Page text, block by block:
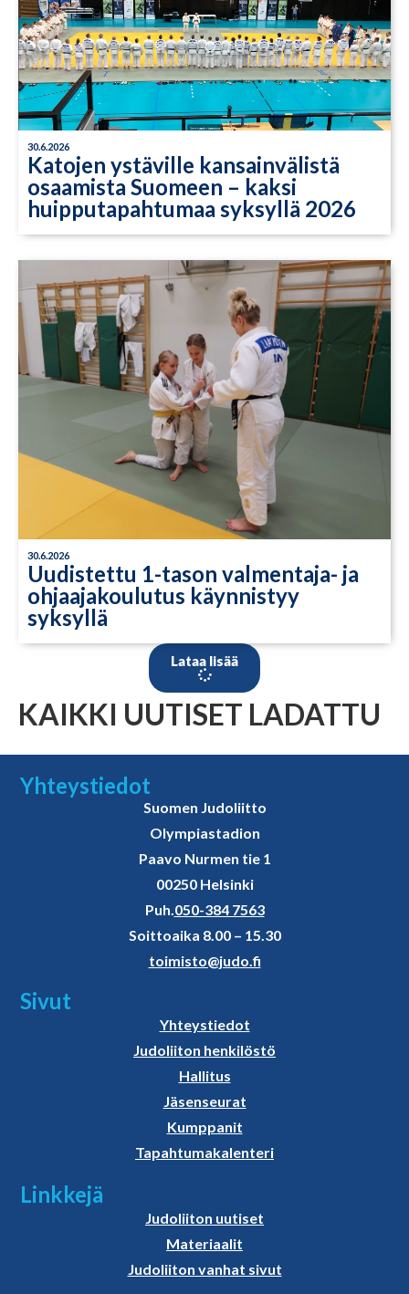
30.6.2026
Katojen ystäville kansainvälistä
osaamista Suomeen – kaksi
huipputapahtumaa syksyllä 2026
30.6.2026
Uudistettu 1-tason valmentaja- ja
ohjaajakoulutus käynnistyy
syksyllä
Lataa lisää
KAIKKI UUTISET LADATTU
Yhteystiedot
Suomen Judoliitto
Olympiastadion
Paavo Nurmen tie 1
00250 Helsinki
Puh.050-384 7563
Soittoaika 8.00 – 15.30
toimisto@judo.fi
Sivut
Yhteystiedot
Judoliiton henkilöstö
Hallitus
Jäsenseurat
Kumppanit
Tapahtumakalenteri
Linkkejä
Judoliiton uutiset
Materiaalit
Judoliiton vanhat sivut